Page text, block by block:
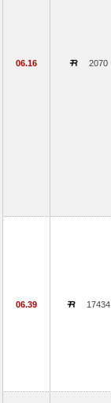
06.16 2070
06.39 17434